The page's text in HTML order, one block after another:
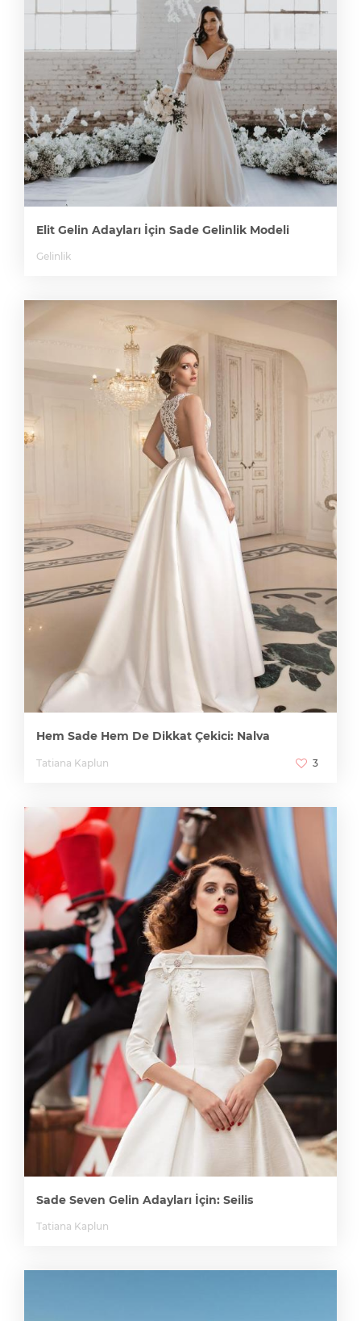
Elit Gelin Adayları İçin Sade Gelinlik Modeli
Gelinlik
Hem Sade Hem De Dikkat Çekici: Nalva
Tatiana Kaplun 3
Sade Seven Gelin Adayları İçin: Seilis
Tatiana Kaplun